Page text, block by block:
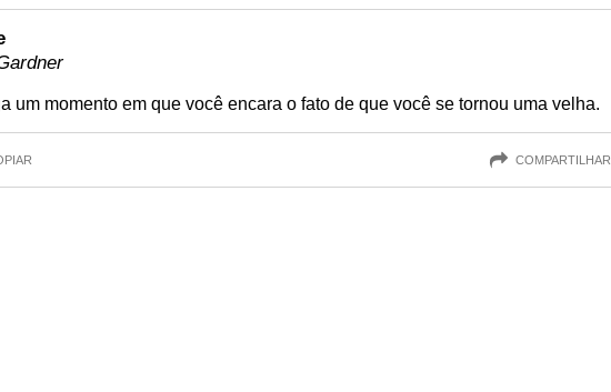
um momento em que você encara o fato de que você se tornou uma velha.
COMPARTILHAR